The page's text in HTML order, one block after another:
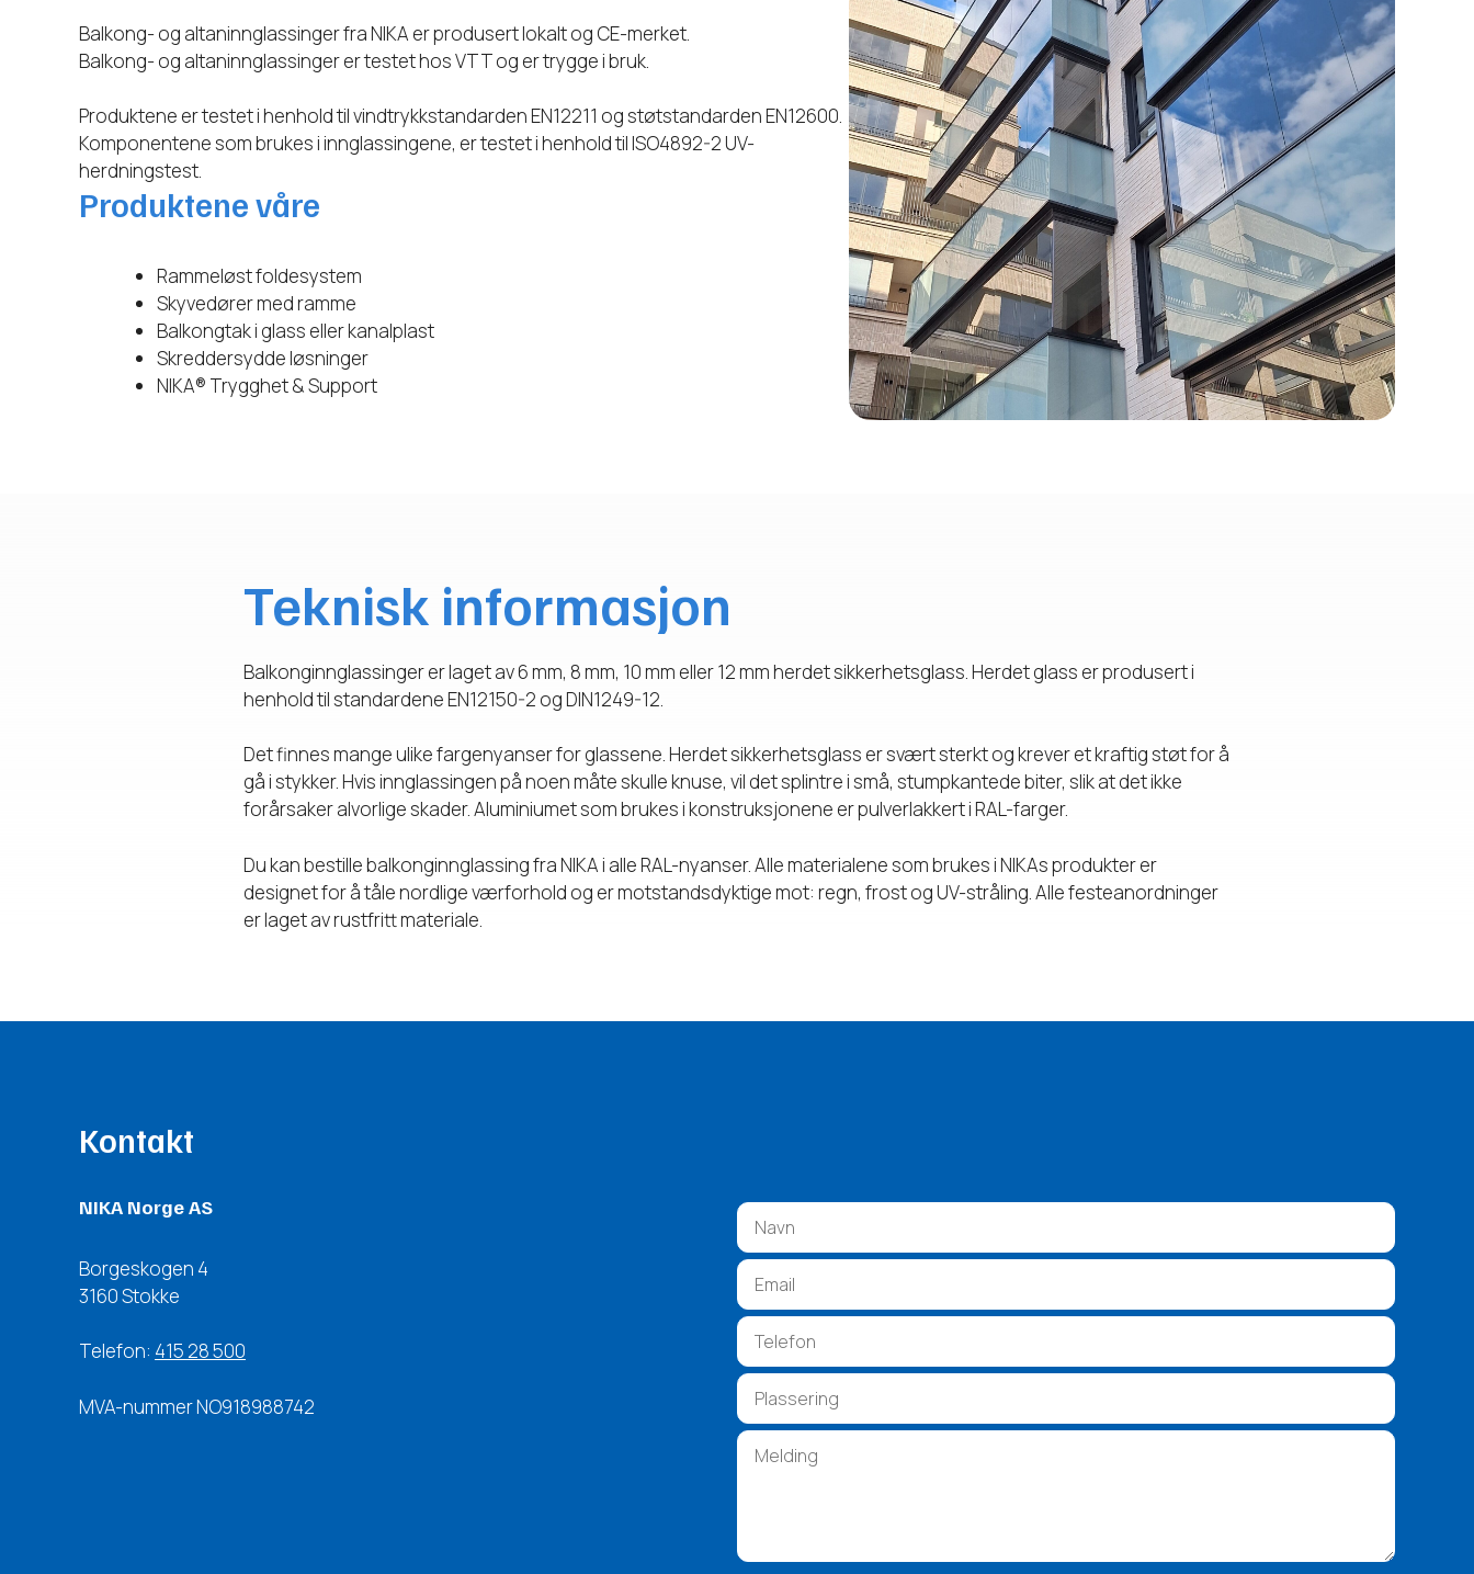
Balkong- og altaninnglassinger fra NIKA er produsert lokalt og CE-merket.
Balkong- og altaninnglassinger er testet hos VTT og er trygge i bruk.
Produktene er testet i henhold til vindtrykkstandarden EN12211 og støtstandarden EN12600.
Komponentene som brukes i innglassingene, er testet i henhold til ISO4892-2 UV-
herdningstest.
Produktene våre
Rammeløst foldesystem
Skyvedører med ramme
Balkongtak i glass eller kanalplast
Skreddersydde løsninger
NIKA® Trygghet & Support
Teknisk informasjon
Balkonginnglassinger er laget av 6 mm, 8 mm, 10 mm eller 12 mm herdet sikkerhetsglass. Herdet glass er produsert i
henhold til standardene EN12150-2 og DIN1249-12.
Det finnes mange ulike fargenyanser for glassene. Herdet sikkerhetsglass er svært sterkt og krever et kraftig støt for å
gå i stykker. Hvis innglassingen på noen måte skulle knuse, vil det splintre i små, stumpkantede biter, slik at det ikke
forårsaker alvorlige skader. Aluminiumet som brukes i konstruksjonene er pulverlakkert i RAL-farger.
Du kan bestille balkonginnglassing fra NIKA i alle RAL-nyanser. Alle materialene som brukes i NIKAs produkter er
designet for å tåle nordlige værforhold og er motstandsdyktige mot: regn, frost og UV-stråling. Alle festeanordninger
er laget av rustfritt materiale.
Kontakt
NIKA Norge AS
Borgeskogen 4
3160 Stokke
Telefon: 415 28 500
MVA-nummer NO918988742